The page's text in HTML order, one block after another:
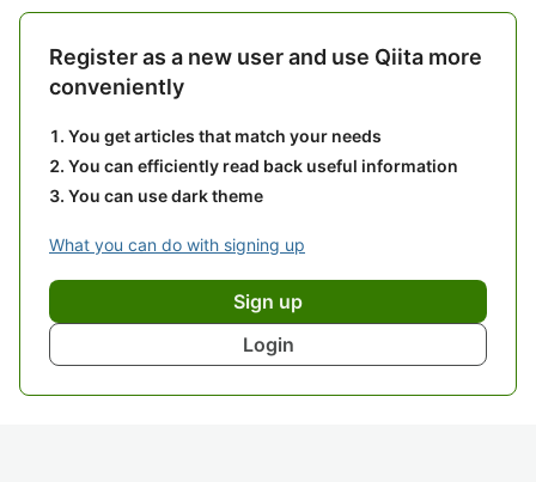
Register as a new user and use Qiita more
conveniently
You get articles that match your needs
You can efficiently read back useful information
You can use dark theme
What you can do with signing up
Sign up
Login